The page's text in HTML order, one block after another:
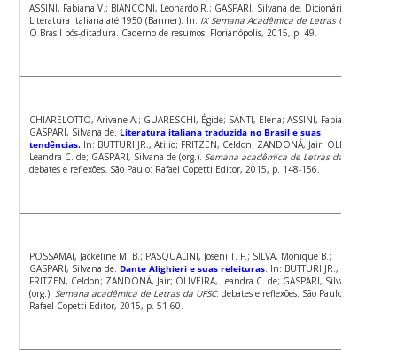
ASSINI, Fabiana V.; BIANCONI, Leonardo R.; GASPARI, Silvana de. Dicionário da
Literatura Italiana até 1950 (Banner). In: IX Semana Acadêmica de Letras UFSC
O Brasil pós-ditadura. Caderno de resumos. Florianópolis, 2015, p. 49.
CHIARELOTTO, Arivane A.; GUARESCHI, Égide; SANTI, Elena; ASSINI, Fabiana;
GASPARI, Silvana de.Literatura italiana traduzida no Brasil e suas
tendências. In: BUTTURI JR., Atilio; FRITZEN, Celdon; ZANDONÁ, Jair; OLIVEIRA,
Leandra C. de; GASPARI, Silvana de (org.). Semana acadêmica de Letras da UFSC
debates e reflexões. São Paulo: Rafael Copetti Editor, 2015, p. 148-156.
POSSAMAI, Jackeline M. B.; PASQUALINI, Joseni T. F.; SILVA, Monique B.;
GASPARI, Silvana de.Dante Alighieri e suas releituras . In: BUTTURI JR., Atilio;
FRITZEN, Celdon; ZANDONÁ, Jair; OLIVEIRA, Leandra C. de; GASPARI, Silvana de
(org.). Semana acadêmica de Letras da UFSC: debates e reflexões. São Paulo:
Rafael Copetti Editor, 2015, p. 51-60.